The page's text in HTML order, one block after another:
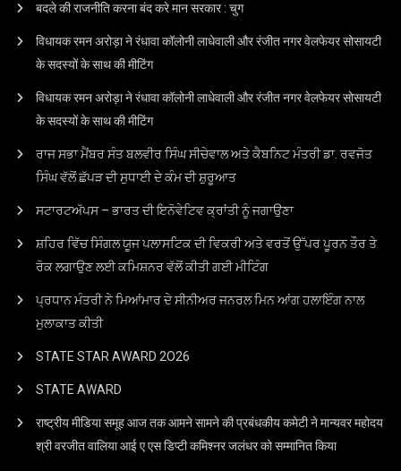
बदले की राजनीति करना बंद करे मान सरकार : चुग
विधायक रमन अरोड़ा ने रंधावा कॉलोनी लाधेवाली और रंजीत नगर वेलफेयर सोसायटी
के सदस्यों के साथ की मीटिंग
विधायक रमन अरोड़ा ने रंधावा कॉलोनी लाधेवाली और रंजीत नगर वेलफेयर सोसायटी
के सदस्यों के साथ की मीटिंग
ਰਾਜ ਸਭਾ ਮੈਂਬਰ ਸੰਤ ਬਲਵੀਰ ਸਿੰਘ ਸੀਚੇਵਾਲ ਅਤੇ ਕੈਬਨਿਟ ਮੰਤਰੀ ਡਾ. ਰਵਜੋਤ
ਸਿੰਘ ਵੱਲੋਂ ਛੱਪੜ ਦੀ ਸੁਧਾਈ ਦੇ ਕੰਮ ਦੀ ਸ਼ੁਰੂਆਤ
ਸਟਾਰਟਅੱਪਸ – ਭਾਰਤ ਦੀ ਇਨੋਵੇਟਿਵ ਕ੍ਰਾਂਤੀ ਨੂੰ ਜਗਾਉਣਾ
ਸ਼ਹਿਰ ਵਿੱਚ ਸਿੰਗਲ ਯੂਜ ਪਲਾਸਟਿਕ ਦੀ ਵਿਕਰੀ ਅਤੇ ਵਰਤੋਂ ਉੱਪਰ ਪੂਰਨ ਤੌਰ ਤੇ
ਰੋਕ ਲਗਾਉਣ ਲਈ ਕਮਿਸ਼ਨਰ ਵੱਲੋਂ ਕੀਤੀ ਗਈ ਮੀਟਿੰਗ
ਪ੍ਰਧਾਨ ਮੰਤਰੀ ਨੇ ਮਿਆਂਮਾਰ ਦੇ ਸੀਨੀਅਰ ਜਨਰਲ ਮਿਨ ਆਂਗ ਹਲਾਇੰਗ ਨਾਲ
ਮੁਲਾਕਾਤ ਕੀਤੀ
STATE STAR AWARD 2O26
STATE AWARD
राष्ट्रीय मीडिया समूह आज तक आमने सामने की प्रबंधकीय कमेटी ने मान्यवर महोदय
श्री वरजीत वालिया आई ए एस डिप्टी कमिश्नर जलंधर को सम्मानित किया